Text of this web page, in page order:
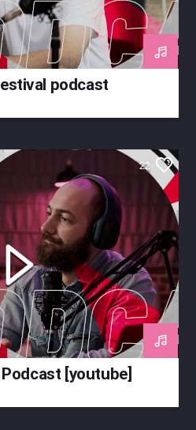
podcast
22
[youtube]